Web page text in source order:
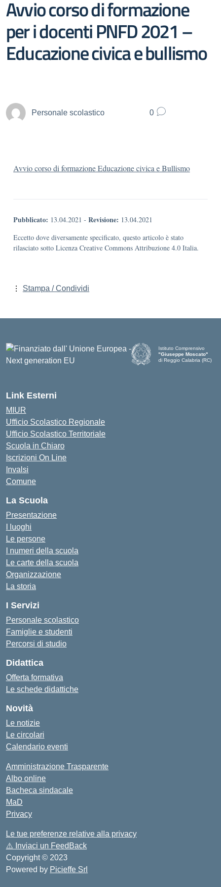
Avvio corso di formazione
per i docenti PNFD 2021 –
Educazione civica e bullismo
Personale scolastico 0
Avvio corso di formazione Educazione civica e Bullismo
Pubblicato: 13.04.2021 - Revisione: 13.04.2021
Eccetto dove diversamente specificato, questo articolo è stato
rilasciato sotto Licenza Creative Commons Attribuzione 4.0 Italia.
Stampa / Condividi
Istituto Comprensivo
"Giuseppe Moscato"
di Reggio Calabria (RC)
Link Esterni
MIUR
Ufficio Scolastico Regionale
Ufficio Scolastico Territoriale
Scuola in Chiaro
Iscrizioni On Line
Invalsi
Comune
La Scuola
Presentazione
I luoghi
Le persone
I numeri della scuola
Le carte della scuola
Organizzazione
La storia
I Servizi
Personale scolastico
Famiglie e studenti
Percorsi di studio
Didattica
Offerta formativa
Le schede didattiche
Novità
Le notizie
Le circolari
Calendario eventi
Amministrazione Trasparente
Albo online
Bacheca sindacale
MaD
Privacy
Le tue preferenze relative alla privacy
⚠️ Inviaci un FeedBack
Copyright © 2023
Powered by Picieffe Srl